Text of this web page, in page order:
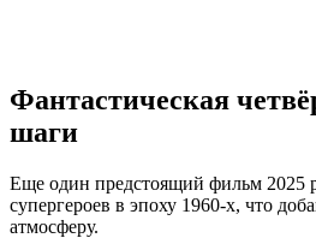
Фантастическая
шаги
Еще один предстоящий фильм 2025
супергероев в эпоху 1960-х, что
атмосферу.